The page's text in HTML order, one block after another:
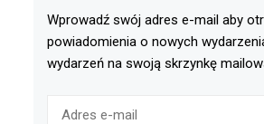
Wprowadź swój adres e-mail aby
powiadomienia o nowych
wydarzeń na swoją skrzynkę